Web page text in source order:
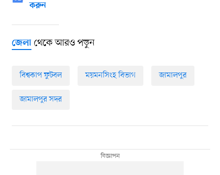
করুন
জেলাথেকে আরও পড়ুন
বিশ্বকাপ ফুটবল ময়মনসিংহ বিভাগ জামালপুর
জামালপুর সদর